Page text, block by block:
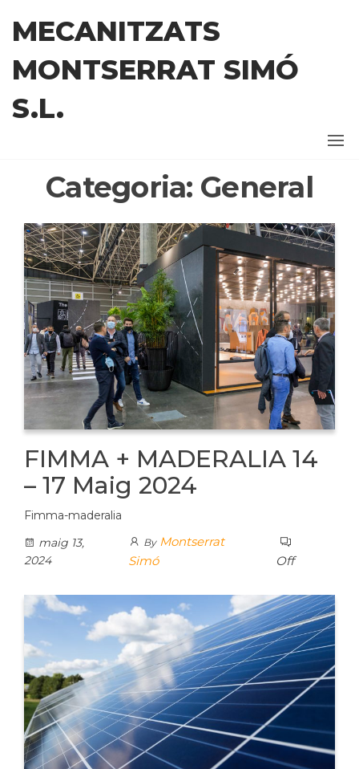
content
MECANITZATS
MONTSERRAT SIMÓ
S.L.
Categoria: General
FIMMA + MADERALIA 14
– 17 Maig 2024
Fimma-maderalia
maig 13,
2024
By Montserrat
Simó
Off